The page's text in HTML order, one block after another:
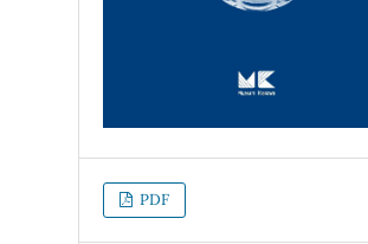
PDF